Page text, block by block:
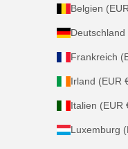
Belgien
Deutschland
Frankreich
Irland (EUR
Italien (EUR
Luxemburg